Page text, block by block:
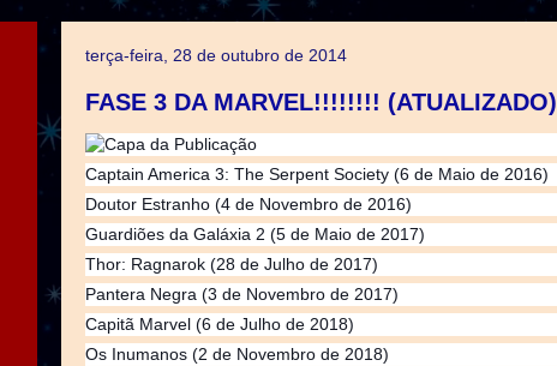
terça-feira, 28 de outubro de 2014
FASE 3 DA MARVEL!!!!!!!! (ATUALIZADO)
Captain America 3: The Serpent Society (6 de Maio de 2016)
Doutor Estranho (4 de Novembro de 2016)
Guardiões da Galáxia 2 (5 de Maio de 2017)
Thor: Ragnarok (28 de Julho de 2017)
Pantera Negra (3 de Novembro de 2017)
Capitã Marvel (6 de Julho de 2018)
Os Inumanos (2 de Novembro de 2018)